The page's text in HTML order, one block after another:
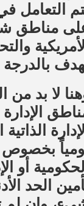
التعامل
مناطق
الأمريكية
بالدرجة
لا بد من
الإدارة
بخصوص
الحكومية أو
الحد